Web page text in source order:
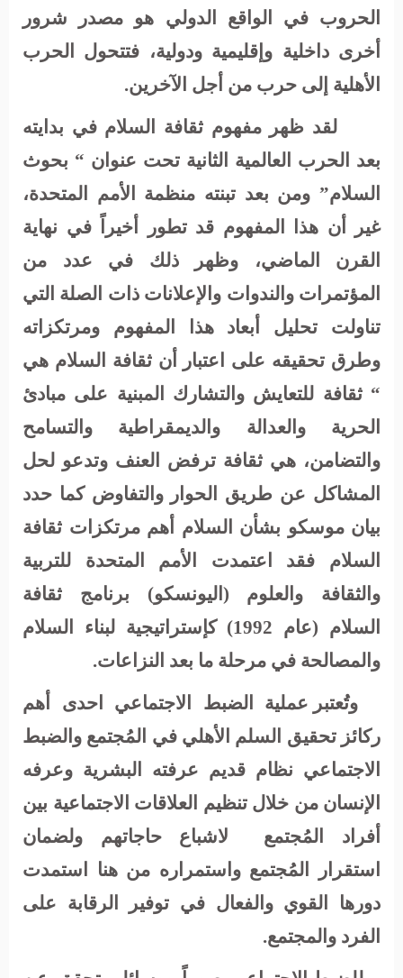
الحروب في الواقع الدولي هو مصدر شرور
أخرى داخلية وإقليمية ودولية، فتتحول الحرب
الأهلية إلى حرب من أجل الآخرين.
لقد ظهر مفهوم ثقافة السلام في بدايته
بعد الحرب العالمية الثانية تحت عنوان “ بحوث
السلام” ومن بعد تبنته منظمة الأمم المتحدة،
غير أن هذا المفهوم قد تطور أخيراً في نهاية
القرن الماضي، وظهر ذلك في عدد من
المؤتمرات والندوات والإعلانات ذات الصلة التي
تناولت تحليل أبعاد هذا المفهوم ومرتكزاته
وطرق تحقيقه على اعتبار أن ثقافة السلام هي
“ ثقافة للتعايش والتشارك المبنية على مبادئ
الحرية والعدالة والديمقراطية والتسامح
والتضامن، هي ثقافة ترفض العنف وتدعو لحل
المشاكل عن طريق الحوار والتفاوض كما حدد
بيان موسكو بشأن السلام أهم مرتكزات ثقافة
السلام فقد اعتمدت الأمم المتحدة للتربية
والثقافة والعلوم (اليونسكو) برنامج ثقافة
السلام (عام 1992) كإستراتيجية لبناء السلام
والمصالحة في مرحلة ما بعد النزاعات.
وتُعتبر عملية الضبط الاجتماعي احدى أهم
ركائز تحقيق السلم الأهلي في المُجتمع والضبط
الاجتماعي نظام قديم عرفته البشرية وعرفه
الإنسان من خلال تنظيم العلاقات الاجتماعية بين
أفراد المُجتمع
لاشباع حاجاتهم ولضمان
استقرار المُجتمع واستمراره من هنا استمدت
دورها القوي والفعال في توفير الرقابة على
الفرد والمجتمع.